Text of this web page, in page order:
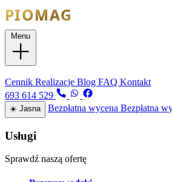
Cennik Realizacje Blog FAQ Kontakt
693 614 529
☀️ Jasna Bezpłatna wycena Bezpłatna
Usługi
Sprawdź naszą ofertę